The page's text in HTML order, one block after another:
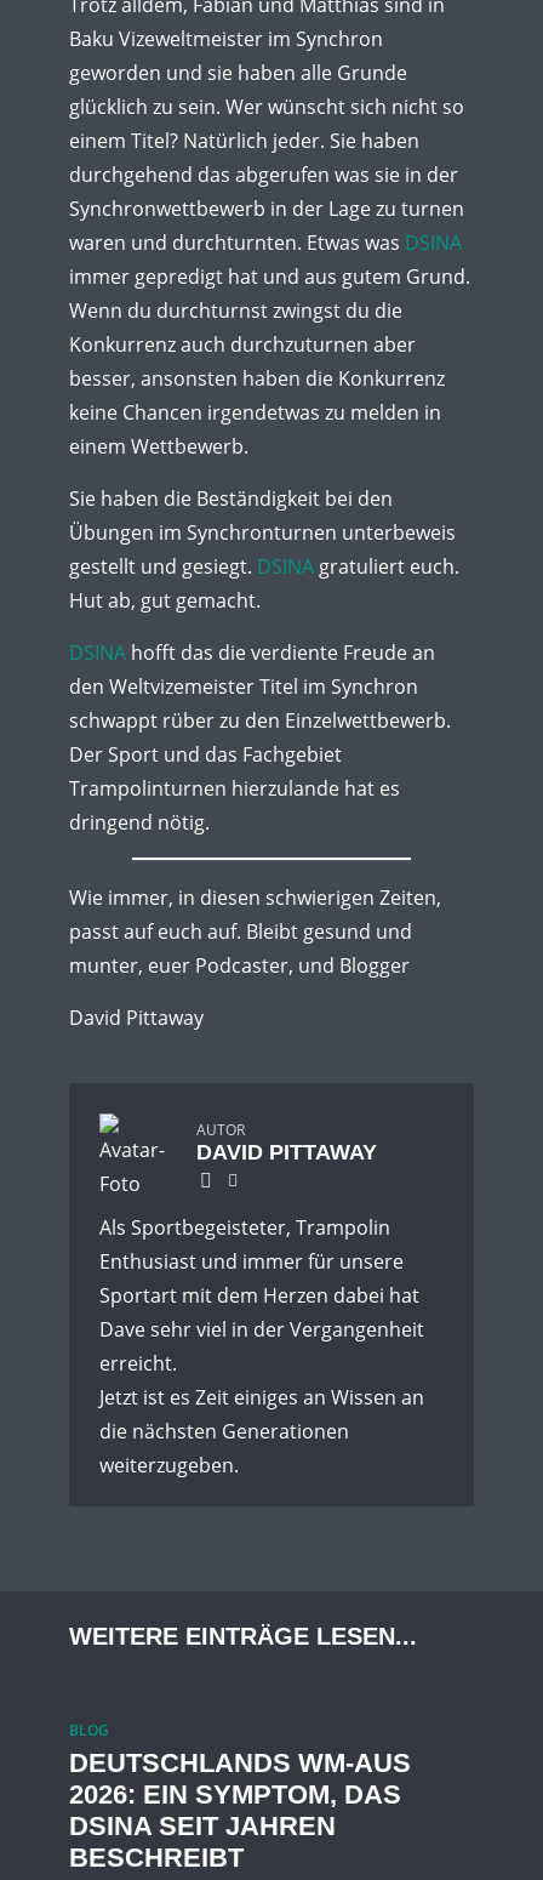
Baku Vizeweltmeister im Synchron
geworden und sie haben alle Grunde
glücklich zu sein. Wer wünscht sich nicht so
einem Titel? Natürlich jeder. Sie haben
durchgehend das abgerufen was sie in der
Synchronwettbewerb in der Lage zu turnen
waren und durchturnten. Etwas was DSINA
immer gepredigt hat und aus gutem Grund.
Wenn du durchturnst zwingst du die
Konkurrenz auch durchzuturnen aber
besser, ansonsten haben die Konkurrenz
keine Chancen irgendetwas zu melden in
einem Wettbewerb.
Sie haben die Beständigkeit bei den
Übungen im Synchronturnen unterbeweis
gestellt und gesiegt. DSINA gratuliert euch.
Hut ab, gut gemacht.
DSINA hofft das die verdiente Freude an
den Weltvizemeister Titel im Synchron
schwappt rüber zu den Einzelwettbewerb.
Der Sport und das Fachgebiet
Trampolinturnen hierzulande hat es
dringend nötig.
Wie immer, in diesen schwierigen Zeiten,
passt auf euch auf. Bleibt gesund und
munter, euer Podcaster, und Blogger
David Pittaway
AUTOR
DAVID PITTAWAY
Als Sportbegeisteter, Trampolin
Enthusiast und immer für unsere
Sportart mit dem Herzen dabei hat
Dave sehr viel in der Vergangenheit
erreicht.
Jetzt ist es Zeit einiges an Wissen an
die nächsten Generationen
weiterzugeben.
WEITERE EINTRÄGE LESEN...
BLOG
DEUTSCHLANDS WM-AUS
2026: EIN SYMPTOM, DAS
DSINA SEIT JAHREN
BESCHREIBT